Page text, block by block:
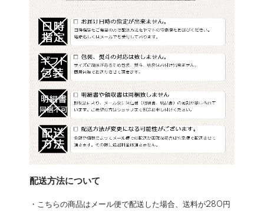
配送方法について
・こちらの商品はメール便で配送した場合、送料が280円